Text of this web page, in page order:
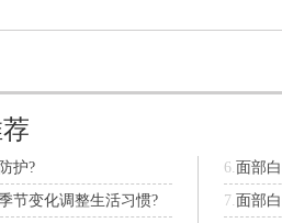
护?
节变化调整生活习惯?
6.面部
7.面部